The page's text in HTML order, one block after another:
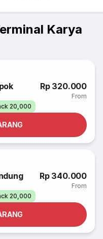
Karya
Rp 320.000
From
20,000
Rp 340.000
From
20,000